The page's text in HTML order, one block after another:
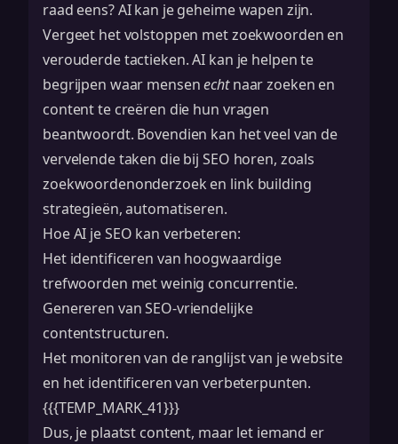
raad eens? AI kan je geheime wapen zijn.
Vergeet het volstoppen met zoekwoorden en
verouderde tactieken. AI kan je helpen te
begrijpen waar mensenechtnaar zoeken en
content te creëren die hun vragen
beantwoordt. Bovendien kan het veel van de
vervelende taken die bij SEO horen, zoals
zoekwoordenonderzoek en link building
strategieën, automatiseren.
Hoe AI je SEO kan verbeteren:
Het identificeren van hoogwaardige
trefwoorden met weinig concurrentie.
Genereren van SEO-vriendelijke
contentstructuren.
Het monitoren van de ranglijst van je website
en het identificeren van verbeterpunten.
{{{TEMP_MARK_41}}}
Dus, je plaatst content, maar let iemand er